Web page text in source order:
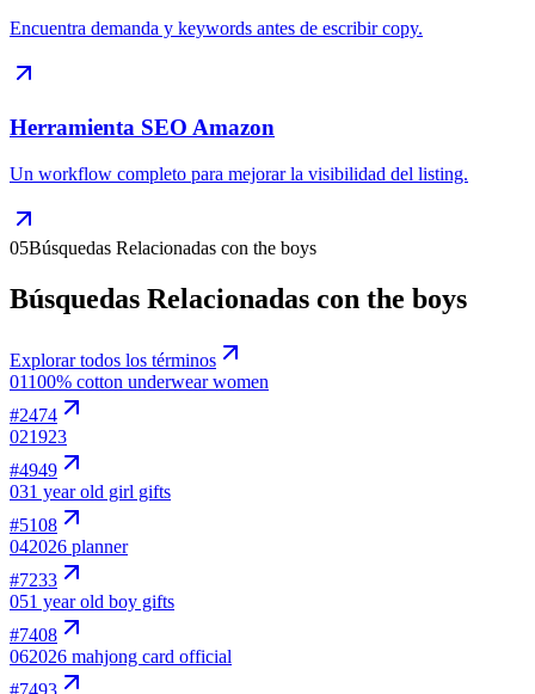
Encuentra demanda y keywords antes de escribir copy.
Herramienta SEO Amazon
Un workflow completo para mejorar la visibilidad del listing.
05Búsquedas Relacionadas con the boys
Búsquedas Relacionadas con the boys
Explorar todos los términos
01100% cotton underwear women
#2474
021923
#4949
031 year old girl gifts
#5108
042026 planner
#7233
051 year old boy gifts
#7408
062026 mahjong card official